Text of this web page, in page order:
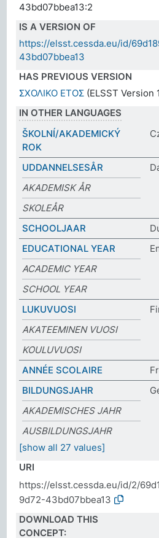
43bd07bbea13:2
IS A VERSION OF
https://elsst.cessda.eu/id/
43bd07bbea13
HAS PREVIOUS VERSION
ΣΧΟΛΙΚΟ ΕΤΟΣ (ELSST Version
IN OTHER LANGUAGES
ŠKOLNÍ/AKADEMICKÝ
ROK
UDDANNELSESÅR
AKADEMISK ÅR
SKOLEÅR
SCHOOLJAAR
EDUCATIONAL YEAR
ACADEMIC YEAR
SCHOOL YEAR
LUKUVUOSI
AKATEEMINEN VUOSI
KOULUVUOSI
ANNÉE SCOLAIRE
BILDUNGSJAHR
AKADEMISCHES JAHR
AUSBILDUNGSJAHR
[show all 27 values]
URI
https://elsst.cessda.eu/id/2/
9d72-43bd07bbea13
DOWNLOAD THIS
CONCEPT: